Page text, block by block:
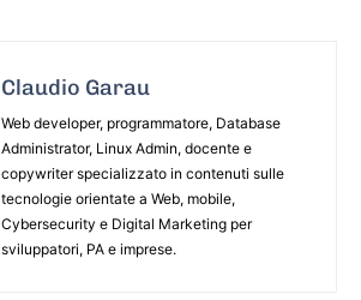
Claudio Garau
Web developer, programmatore, Database
Administrator, Linux Admin, docente e
copywriter specializzato in contenuti sulle
tecnologie orientate a Web, mobile,
Cybersecurity e Digital Marketing per
sviluppatori, PA e imprese.